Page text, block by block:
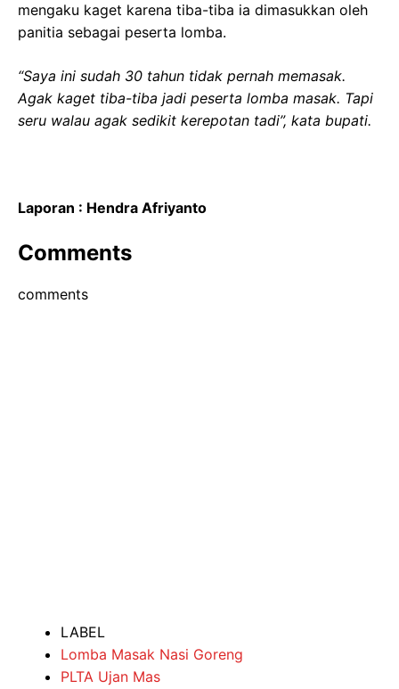
mengaku kaget karena tiba-tiba ia dimasukkan oleh
panitia sebagai peserta lomba.
“Saya ini sudah 30 tahun tidak pernah memasak.
Agak kaget tiba-tiba jadi peserta lomba masak. Tapi
seru walau agak sedikit kerepotan tadi”, kata bupati.
Laporan : Hendra Afriyanto
Comments
comments
LABEL
Lomba Masak Nasi Goreng
PLTA Ujan Mas